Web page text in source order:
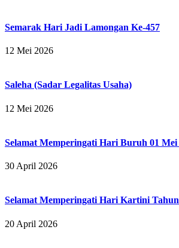
Semarak Hari Jadi Lamongan Ke-457
12 Mei 2026
Saleha (Sadar Legalitas Usaha)
12 Mei 2026
Selamat Memperingati Hari Buruh 01 Mei
30 April 2026
Selamat Memperingati Hari Kartini
20 April 2026